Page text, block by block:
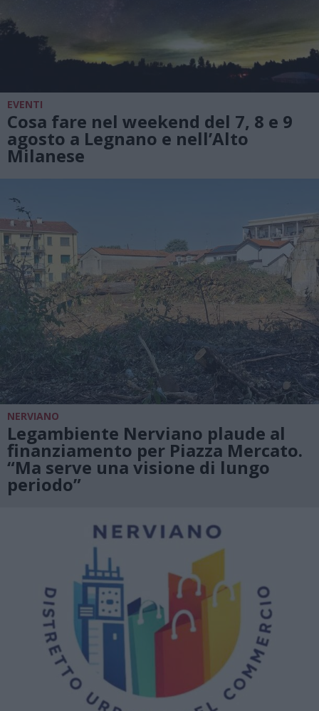
EVENTI
Cosa fare nel weekend del 7, 8 e 9
agosto a Legnano e nell’Alto
Milanese
NERVIANO
Legambiente Nerviano plaude al
finanziamento per Piazza Mercato.
“Ma serve una visione di lungo
periodo”